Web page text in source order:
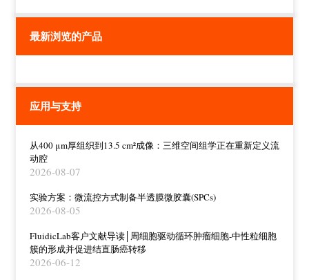
最新浏览的产品
应用与支持
从400 μm厚组织到13.5 cm²成像：三维空间组学正在重新定义流
动腔
2026-08-07
实验方案：微流控方式制备半透膜微胶囊(SPCs)
2026-08-05
FluidicLab客户文献导读│周细胞驱动循环肿瘤细胞-中性粒细胞
簇的形成并促进结直肠癌转移
2026-06-12